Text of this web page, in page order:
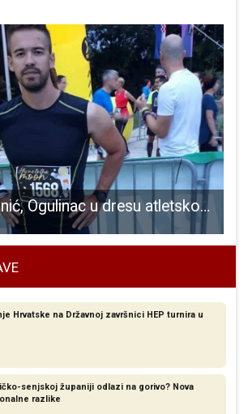
Zrinko Županić, Ogulinac u dresu atletskog kluba Gospić, odličan na zagrebačkom polumaratonu
Hrvatske na Državnoj završnici HEP turnira u
senjskoj županiji odlazi na gorivo? Nova
razlike​